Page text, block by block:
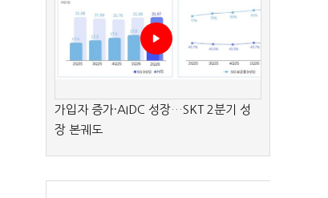
가입자 증가·AIDC 성장…SKT 2분기 성
장 본궤도